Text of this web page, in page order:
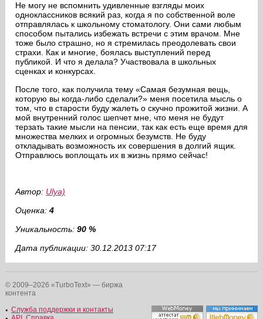
Не могу не вспомнить удивленные взгляды моих
одноклассников всякий раз, когда я по собственной воле
отправлялась к школьному стоматологу. Они сами любым
способом пытались избежать встречи с этим врачом. Мне
тоже было страшно, но я стремилась преодолевать свои
страхи. Как и многие, боялась выступлений перед
публикой. И что я делала? Участвовала в школьных
сценках и конкурсах.
После того, как получила тему «Самая безумная вещь,
которую вы когда-либо сделали?» меня посетила мысль о
том, что в старости буду жалеть о скучно прожитой жизни. А
мой внутренний голос шепчет мне, что меня не будут
терзать такие мысли на пенсии, так как есть еще время для
множества мелких и огромных безумств. Не буду
откладывать возможность их совершения в долгий ящик.
Отправлюсь воплощать их в жизнь прямо сейчас!
Автор: Ulya)
Оценка: 4
Уникальность: 90 %
Дата публикации: 30.12.2013 07:17
© 2009–2026 «TurboText» — биржа
контента
Служба поддержки и контакты